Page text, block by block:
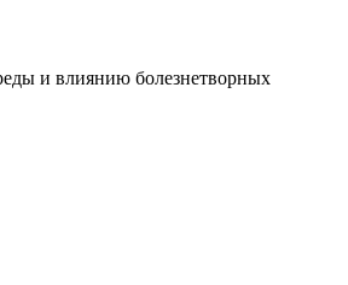
и влиянию болезнетворных